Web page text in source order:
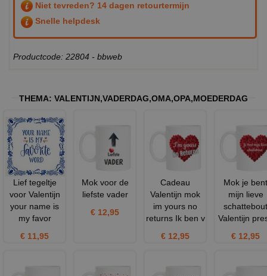
Niet tevreden? 14 dagen retourtermijn
Snelle helpdesk
Productcode: 22804 - bbweb
THEMA: VALENTIJN,VADERDAG,OMA,OPA,MOEDERDAG
Lief tegeltje
voor Valentijn
your name is
my favor
€ 11,95
Mok voor de
liefste vader
€ 12,95
Cadeau
Valentijn mok
im yours no
returns Ik ben v
€ 12,95
Mok je bent
mijn lieve
schattebout
Valentijn
€ 12,95